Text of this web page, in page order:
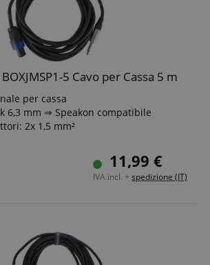
5 Cavo per Cassa 5 m
per cassa
6,3 mm ⇒ Speakon compatibile
2x 1,5 mm²
qualità
11,99 €
IVA.incl. + spedizione (IT)